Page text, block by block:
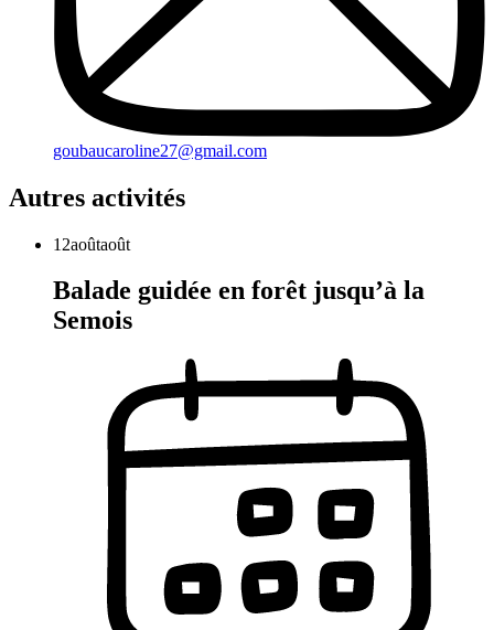
goubaucaroline27@gmail.com
Autres activités
12aoûtaoût
Balade guidée en forêt jusqu’à la
Semois